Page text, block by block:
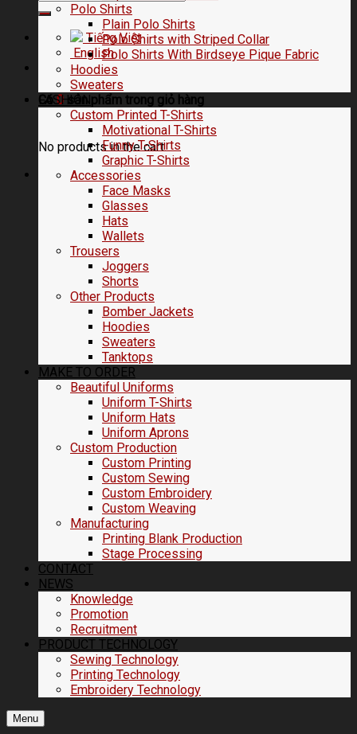
Tiếng Việt
English
Có0 sản phẩm trong giỏ hàng
No products in the cart.
Polo Shirts
Plain Polo Shirts
Polo Shirts with Striped Collar
Polo Shirts With Birdseye Pique Fabric
Hoodies
Sweaters
FASHION
Custom Printed T-Shirts
Motivational T-Shirts
Funny T-Shirts
Graphic T-Shirts
Accessories
Face Masks
Glasses
Hats
Wallets
Trousers
Joggers
Shorts
Other Products
Bomber Jackets
Hoodies
Sweaters
Tanktops
MAKE TO ORDER
Beautiful Uniforms
Uniform T-Shirts
Uniform Hats
Uniform Aprons
Custom Production
Custom Printing
Custom Sewing
Custom Embroidery
Custom Weaving
Manufacturing
Printing Blank Production
Stage Processing
CONTACT
NEWS
Knowledge
Promotion
Recruitment
PRODUCT TECHNOLOGY
Sewing Technology
Printing Technology
Embroidery Technology
Menu